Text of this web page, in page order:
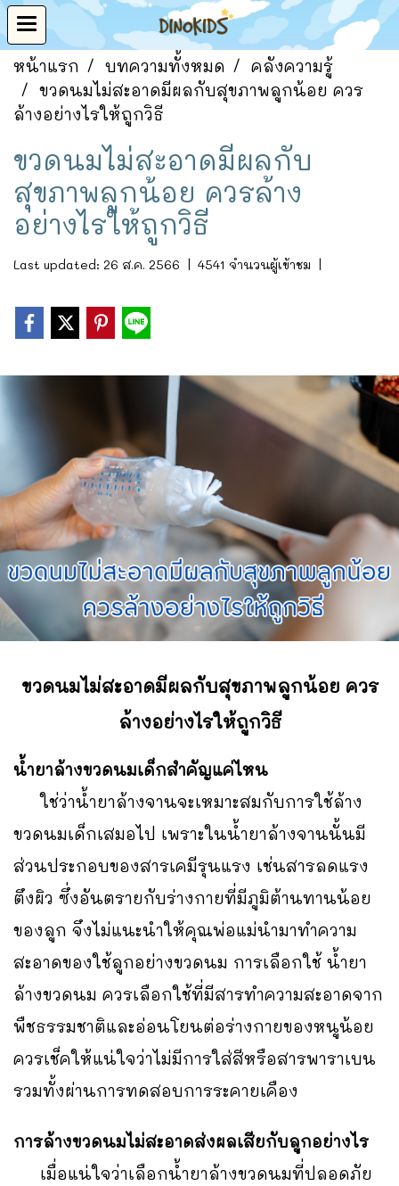
หน้าแรก บทความทั้งหมด
คลังความรู้
ขวดนมไม่สะอาดมีผลกับสุขภาพลูกน้อย ควร
ล้างอย่างไรให้ถูกวิธี
ขวดนมไม่สะอาดมีผลกับ
สุขภาพลูกน้อย ควรล้าง
อย่างไรให้ถูกวิธี
Last updated: 26 ส.ค. 2566 | 4541 จำนวนผู้เข้าชม |
ขวดนมไม่สะอาดมีผลกับสุขภาพลูกน้อย ควร
ล้างอย่างไรให้ถูกวิธี
น้ำยาล้างขวดนมเด็กสำคัญแค่ไหน
ใช่ว่าน้ำยาล้างจานจะเหมาะสมกับการใช้ล้าง
ขวดนมเด็กเสมอไป เพราะในน้ำยาล้างจานนั้นมี
ส่วนประกอบของสารเคมีรุนแรง เช่นสารลดแรง
ตึงผิว ซึ่งอันตรายกับร่างกายที่มีภูมิต้านทานน้อย
ของลูก จึงไม่แนะนำให้คุณพ่อแม่นำมาทำความ
สะอาดของใช้ลูกอย่างขวดนม การเลือกใช้ น้ำยา
ล้างขวดนม ควรเลือกใช้ที่มีสารทำความสะอาดจาก
พืชธรรมชาติและอ่อนโยนต่อร่างกายของหนูน้อย
ควรเช็คให้แน่ใจว่าไม่มีการใส่สีหรือสารพาราเบน
รวมทั้งผ่านการทดสอบการระคายเคือง
การล้างขวดนมไม่สะอาดส่งผลเสียกับลูกอย่างไร
เมื่อแน่ใจว่าเลือกน้ำยาล้างขวดนมที่ปลอดภัย